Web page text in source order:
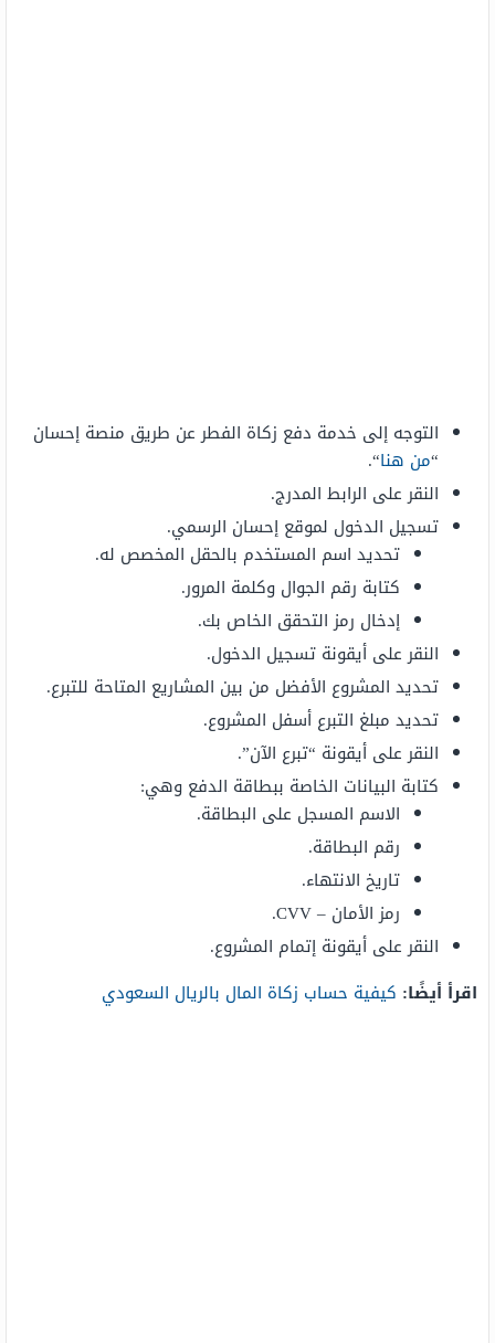
التوجه إلى خدمة دفع زكاة الفطر عن طريق منصة إحسان
“من هنا“.
النقر على الرابط المدرج.
تسجيل الدخول لموقع إحسان الرسمي.
تحديد اسم المستخدم بالحقل المخصص له.
كتابة رقم الجوال وكلمة المرور.
إدخال رمز التحقق الخاص بك.
النقر على أيقونة تسجيل الدخول.
تحديد المشروع الأفضل من بين المشاريع المتاحة للتبرع.
تحديد مبلغ التبرع أسفل المشروع.
النقر على أيقونة “تبرع الآن”.
كتابة البيانات الخاصة ببطاقة الدفع وهي:
الاسم المسجل على البطاقة.
رقم البطاقة.
تاريخ الانتهاء.
رمز الأمان – CVV.
النقر على أيقونة إتمام المشروع.
اقرأ أيضًا: كيفية حساب زكاة المال بالريال السعودي